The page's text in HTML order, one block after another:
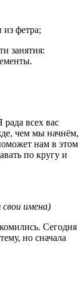
фетра;
занятия:
всех вас
чем мы начнём,
нам в этом
по кругу и
свои имена)
Сегодня
но сначала